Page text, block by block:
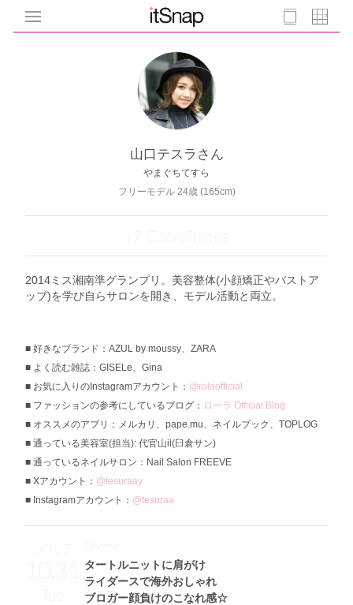
山口テスラさん
やまぐちてすら
フリーモデル 24歳 (165cm)
12 Coordinates
2014ミス湘南準グランプリ。美容整体(小顔矯正やバストア
ップ)を学び自らサロンを開き、モデル活動と両立。
好きなブランド：AZUL by moussy、ZARA
よく読む雑誌：GISELe、Gina
お気に入りのInstagramアカウント： @rolaofficial
ファッションの参考にしているブログ： ローラ Official Blog
オススメのアプリ：メルカリ、pape.mu、ネイルブック、TOPLOG
通っている美容室(担当): 代官山il(臼倉サン)
通っているネイルサロン：Nail Salon FREEVE
Xアカウント： @tesuraay
Instagramアカウント： @tesuraa
2017
10.31
Tue
タートルニットに肩がけ
ライダースで海外おしゃれ
ブロガー顔負けのこなれ感☆
Theme